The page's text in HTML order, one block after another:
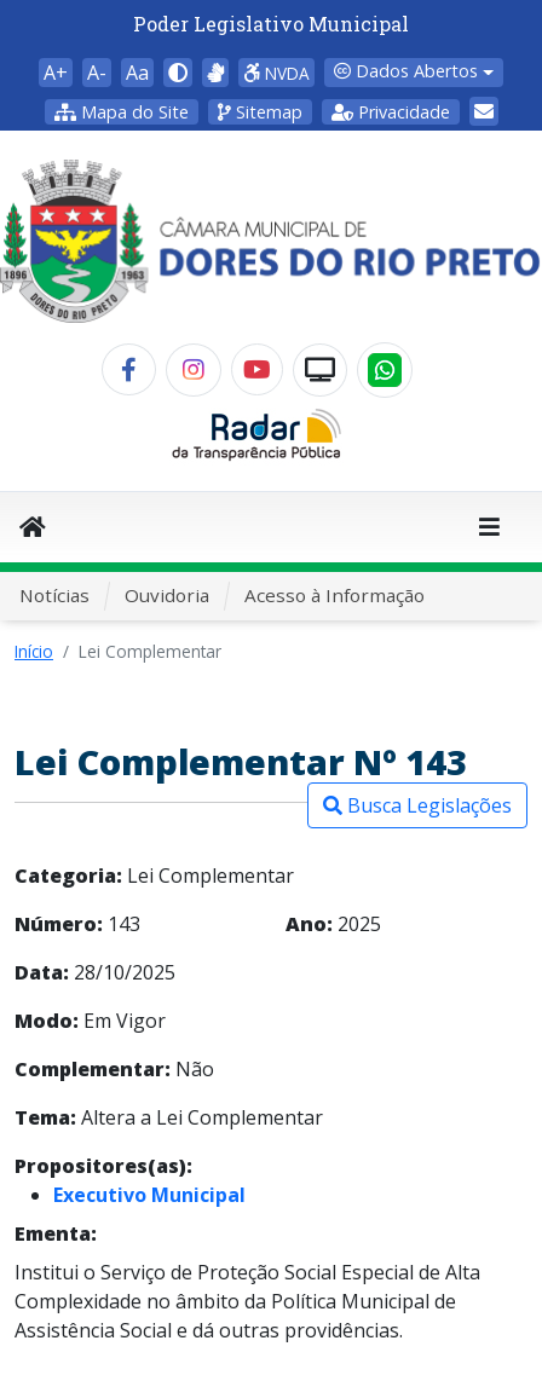
Poder Legislativo Municipal
A+ A- Aa NVDA
Dados Abertos
Mapa do Site
Sitemap Privacidade
Notícias Ouvidoria Acesso à Informação
Início Lei Complementar
Lei Complementar Nº 143
Busca Legislações
Categoria: Lei Complementar
Número: 143 Ano: 2025
Data: 28/10/2025
Modo: Em Vigor
Complementar: Não
Tema: Altera a Lei Complementar
Propositores(as):
Executivo Municipal
Ementa:
Institui o Serviço de Proteção Social Especial de Alta
Complexidade no âmbito da Política Municipal de
Assistência Social e dá outras providências.